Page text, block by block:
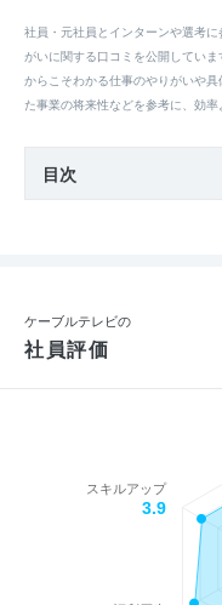
社員・元社員とインターンや選考
がいに関する口コミを公開してい
からこそわかる仕事のやりがいや
た事業の将来性などを参考に、効率
目次
ケーブルテレビの
社員評価
スキルアップ
3.9